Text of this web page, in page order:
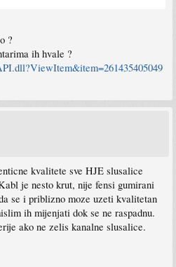
?
ih hvale ?
kvalitete sve HJE slusalice
je nesto krut, nije fensi gumirani
se i priblizno moze uzeti kvalitetan
ih mijenjati dok se ne raspadnu.
ako ne zelis kanalne slusalice.